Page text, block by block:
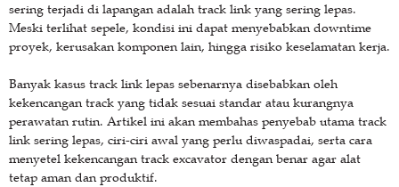
sering terjadi di lapangan adalah track link yang sering lepas.
Meski terlihat sepele, kondisi ini dapat menyebabkan downtime
proyek, kerusakan komponen lain, hingga risiko keselamatan kerja.
Banyak kasus track link lepas sebenarnya disebabkan oleh
kekencangan track yang tidak sesuai standar atau kurangnya
perawatan rutin. Artikel ini akan membahas penyebab utama track
link sering lepas, ciri-ciri awal yang perlu diwaspadai, serta cara
menyetel kekencangan track excavator dengan benar agar alat
tetap aman dan produktif.